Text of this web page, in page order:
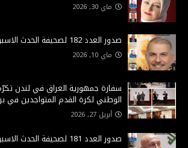
ماي 30, 2026
صدور العدد 182 لصحيفة الحدث الاسبوعي من لندن
ماي 10, 2026
سفارة جمهورية العراق في لندن
الوطني لكرة القدم المتواجدين في
أبريل 27, 2026
صدور العدد 181 لصحيفة الحدث الاسبوعي من لندن